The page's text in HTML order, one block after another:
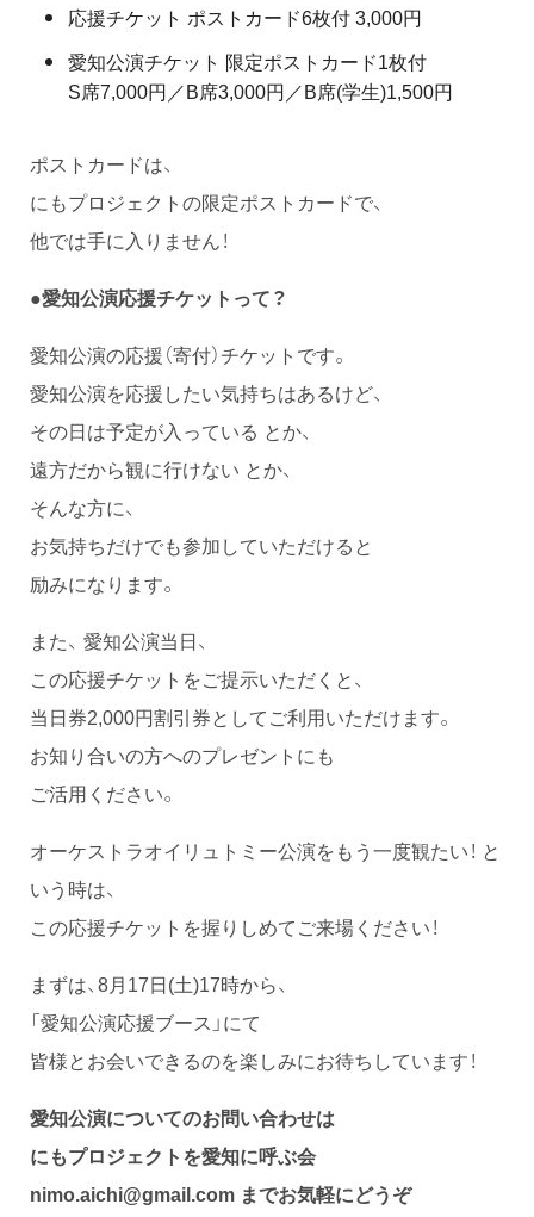
応援チケット ポストカード6枚付 3,000円
愛知公演チケット 限定ポストカード1枚付
S席7,000円／B席3,000円／B席(学生)1,500円
ポストカードは、
にもプロジェクトの限定ポストカードで、
他では手に入りません！
●愛知公演応援チケットって？
愛知公演の応援（寄付）チケットです。
愛知公演を応援したい気持ちはあるけど、
その日は予定が入っている とか、
遠方だから観に行けない とか、
そんな方に、
お気持ちだけでも参加していただけると
励みになります。
また、 愛知公演当日、
この応援チケットをご提示いただくと、
当日券2,000円割引券としてご利用いただけます。
お知り合いの方へのプレゼントにも
ご活用ください。
オーケストラオイリュトミー公演をもう一度観たい！ と
いう時は、
この応援チケットを握りしめてご来場ください！
まずは、8月17日(土)17時から、
「愛知公演応援ブース」にて
皆様とお会いできるのを楽しみにお待ちしています！
愛知公演についてのお問い合わせは
にもプロジェクトを愛知に呼ぶ会
nimo.aichi@gmail.com までお気軽にどうぞ